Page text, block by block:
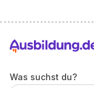
Was suchst du?